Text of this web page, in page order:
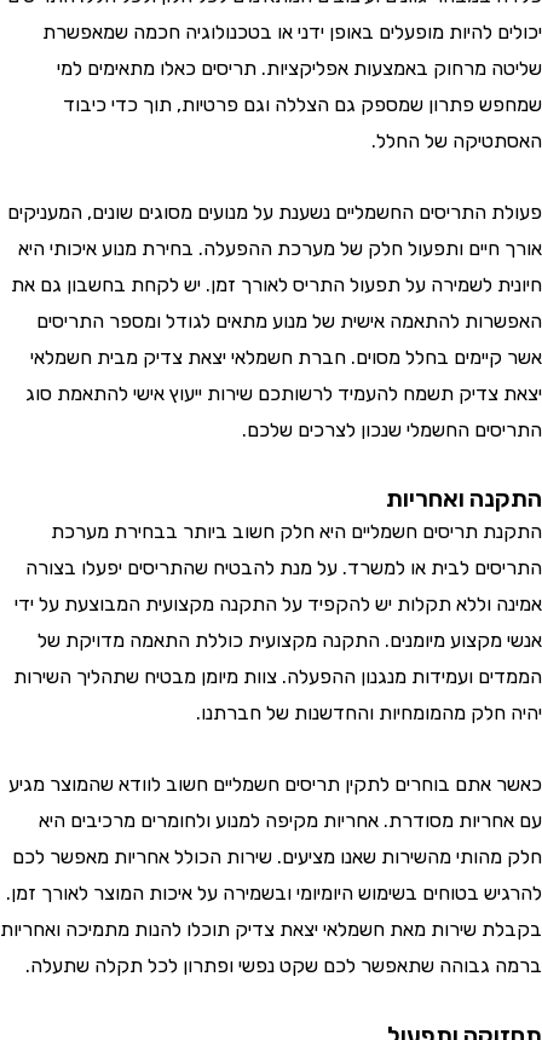
להיות מופעלים באופן ידני או בטכנולוגיה חכמה שמאפשרת
מרחוק באמצעות אפליקציות. תריסים כאלו מתאימים למי
פתרון שמספק גם הצללה וגם פרטיות, תוך כדי כיבוד
של החלל.
התריסים החשמליים נשענת על מנועים מסוגים שונים, המעניקים
ותפעול חלק של מערכת ההפעלה. בחירת מנוע איכותי היא
לשמירה על תפעול התריס לאורך זמן. יש לקחת בחשבון גם את
להתאמה אישית של מנוע מתאים לגודל ומספר התריסים
בחלל מסוים. חברת חשמלאי יצאת צדיק מבית חשמלאי
תשמח להעמיד לרשותכם שירות ייעוץ אישי להתאמת סוג
החשמלי שנכון לצרכים שלכם.
ואחריות
תריסים חשמליים היא חלק חשוב ביותר בבחירת מערכת
לבית או למשרד. על מנת להבטיח שהתריסים יפעלו בצורה
וללא תקלות יש להקפיד על התקנה מקצועית המבוצעת על ידי
מיומנים. התקנה מקצועית כוללת התאמה מדויקת של
ועמידות מנגנון ההפעלה. צוות מיומן מבטיח שתהליך השירות
מהמומחיות והחדשנות של חברתנו.
בוחרים לתקין תריסים חשמליים חשוב לוודא שהמוצר מגיע
מסודרת. אחריות מקיפה למנוע ולחומרים מרכיבים היא
מהשירות שאנו מציעים. שירות הכולל אחריות מאפשר לכם
בטוחים בשימוש היומיומי ובשמירה על איכות המוצר לאורך זמן.
שירות מאת חשמלאי יצאת צדיק תוכלו להנות מתמיכה ואחריות
גבוהה שתאפשר לכם שקט נפשי ופתרון לכל תקלה שתעלה.